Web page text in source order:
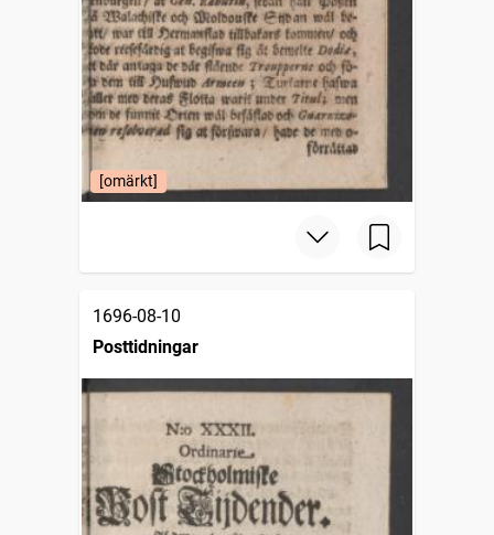
[omärkt]
1696-08-10
Posttidningar